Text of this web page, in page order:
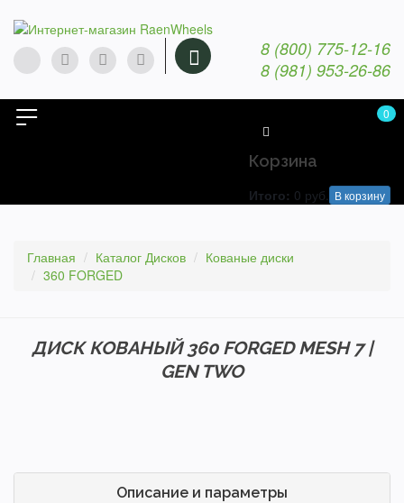
8 (800) 775-12-16
8 (981) 953-26-86
0
Корзина
В корзину
Итого: 0 руб.
Главная Каталог Дисков
Кованые диски
360 FORGED
ДИСК КОВАНЫЙ 360 FORGED MESH 7 |
GEN TWO
Описание и параметры